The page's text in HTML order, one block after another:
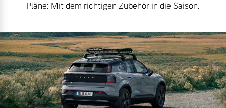
Pläne: Mit dem richtigen Zubehör in die Saison.